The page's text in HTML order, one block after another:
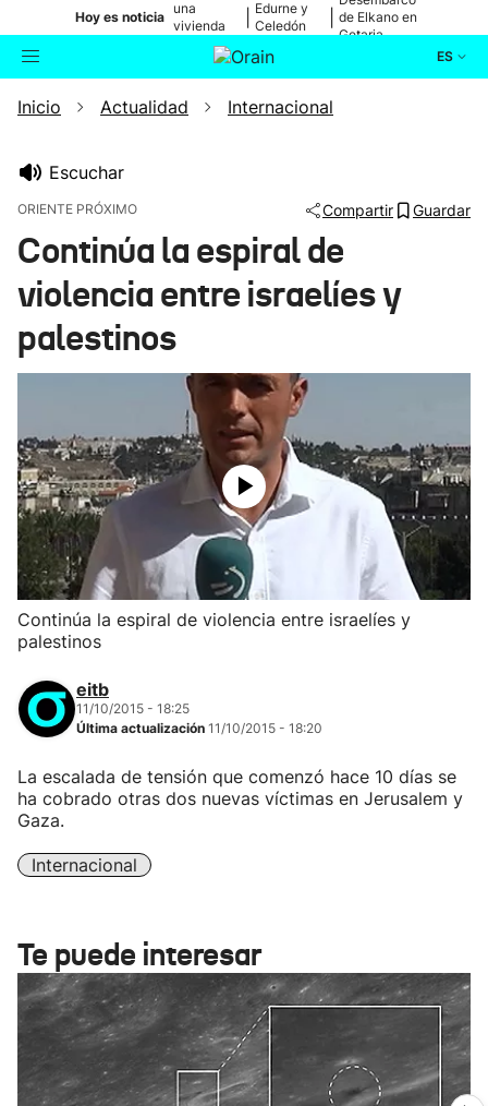
Hoy es noticia
una
vivienda
de Bilbao
Edurne y
Celedón
de Elkano en
Getaria
ES
Buscador Actualidad
Ikusmiran
Inicio Actualidad Internacional
Escuchar
ORIENTE PRÓXIMO Compartir Guardar
Continúa la espiral de
violencia entre israelíes y
palestinos
Continúa la espiral de violencia entre israelíes y
palestinos
eitb
11/10/2015 - 18:25
Última actualización 11/10/2015 - 18:20
La escalada de tensión que comenzó hace 10 días se
ha cobrado otras dos nuevas víctimas en Jerusalem y
Gaza.
Internacional
Te puede interesar